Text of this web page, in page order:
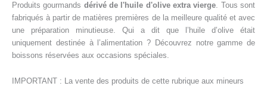
Produits gourmands dérivé de l'huile d'olive extra vierge. Tous sont
fabriqués à partir de matières premières de la meilleure qualité et avec
une préparation minutieuse. Qui a dit que l’huile d’olive était
uniquement destinée à l’alimentation ? Découvrez notre gamme de
boissons réservées aux occasions spéciales.
IMPORTANT : La vente des produits de cette rubrique aux mineurs